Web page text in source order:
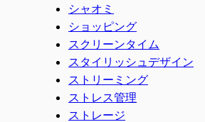
シャオミ
ショッピング
スクリーンタイム
スタイリッシュデザイン
ストリーミング
ストレス管理
ストレージ